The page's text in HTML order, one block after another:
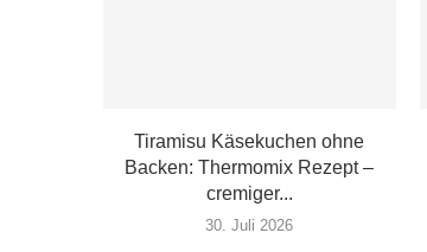
Tiramisu Käsekuchen ohne
Backen: Thermomix Rezept –
cremiger...
30. Juli 2026